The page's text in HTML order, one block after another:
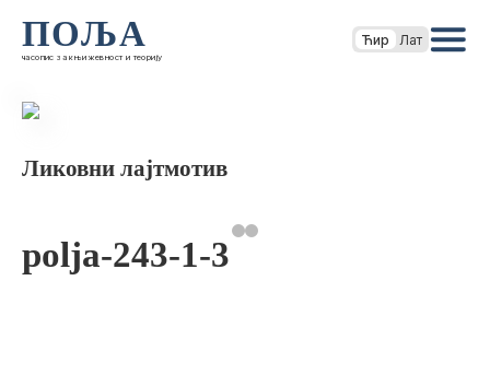
ПОЉА
часопис за књижевност и теорију
Ћир Лат
Ликовни лајтмотив
polja-243-1-3